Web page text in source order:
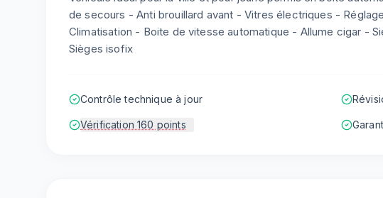
de secours - Anti brouillard avant - Vitres électriques -
Climatisation - Boite de vitesse automatique - Allume cigar -
Sièges isofix
Contrôle technique à jour
Vérification 160 points